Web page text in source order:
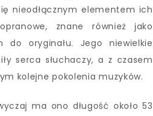
nieodłącznym elementem ich
znane również jako
do oryginału. Jego niewielkie
serca słuchaczy, a z czasem
kolejne pokolenia muzyków.
ma ono długość około 53